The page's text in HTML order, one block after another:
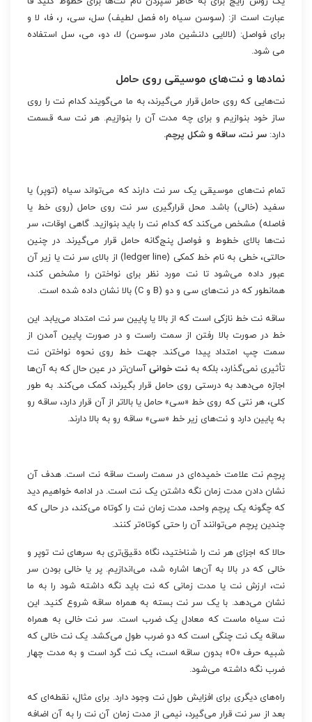
عبارت است از: (سوسن سیاه راه فصل لطیف) سل، سی، ر، فا، لا و
برای فواصل: (لالایی دلنشین مادر سوسن) لا، دو، می، سل استفاده
می شود.
نمادها و نت‌های موسیقی روی حامل
نت‌هایی که روی حامل قرار می‌گیرند، به ما می‌گویند کدام نت را روی
ساز خود بنوازیم و برای چه مدت آن را بنوازیم. هر نت سه قسمت
دارد: سر نت، ساقه و شکل پرچم.
تمام نت‌های موسیقی یک سر نت دارند که می‌تواند سیاه (توپر) یا
سفید (خالی) باشد. محل قرارگیری سر نت روی حامل (روی خط یا
فاصله) مشخص می‌کند که کدام نت را باید بنوازید. گاهی اوقات، سر
نت‌ها بالای خطوط و فواصل پنج‌گانه حامل قرار می‌گیرند. در چنین
حالتی، خطی به نام خط کمکی (ledger line) از بالای سر نت یا زیر آن
عبور داده می‌شود تا نت مورد نظر برای نواختن را مشخص کند،
همانطور که در نت‌های سی و دو (B و C) بالا نشان داده شده است.
ساقه نت خط نازکی است که از بالا یا پایین سر نت امتداد می‌یابد. این
خط در صورت بالا رفتن از سمت راست و در صورت پایین آمدن از
سمت چپ امتداد پیدا می‌کند. جهت خط روی نحوه نواختن نت
تأثیری نمی‌گذارد، بلکه به نت خوانی آسان‌تر در عین حال که به آن‌ها
اجازه می‌دهد به درستی روی حامل قرار بگیرند، کمک می‌کند. به طور
کلی، هر نتی که روی خط «سی» حامل یا بالاتر از آن قرار دارد، ساقه رو
به پایین دارد و نت‌های زیر خط «سی» ساقه رو به بالا دارند.
پرچم نت علامت خمیده‌ای در سمت راست ساقه نت است. هدف آن
نشان دادن مدت زمان نگه داشتن یک نت است. در ادامه خواهیم دید
که چگونه یک پرچم واحد، مدت زمان نت را کوتاه می‌کند، در حالی که
چندین پرچم می‌توانند آن را حتی کوتاه‌تر کنند.
حالا که اجزای هر نت را شناختید، نگاه دقیق‌تری به سرهای نت توپر و
خالی که در بالا به آن‌ها اشاره شد، می‌اندازیم. پر یا خالی بودن سر
نت، ارزش نت یا مدت زمانی که نت باید نگه داشته شود را به ما
نشان می‌دهد. با یک سر نت بسته به همراه ساقه شروع کنید. این
نت سیاه ماست که معادل یک ضرب است. سر نت خالی به همراه
ساقه یک نت چنگی است که دو ضرب طول می‌کشد. یک نت خالی که
شبیه حرف «O» بدون ساقه است، یک نت گرد است و به مدت چهار
ضرب نگه داشته می‌شود.
راه‌های دیگری برای افزایش طول نت وجود دارد. برای مثال، نقطه‌ای که
بعد از سر نت قرار می‌گیرد، نیمی از مدت زمان آن نت را به آن اضافه